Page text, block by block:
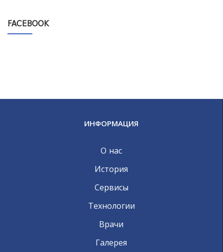
FACEBOOK
ИНФОРМАЦИЯ
О нас
История
Сервисы
Технологии
Врачи
Галерея